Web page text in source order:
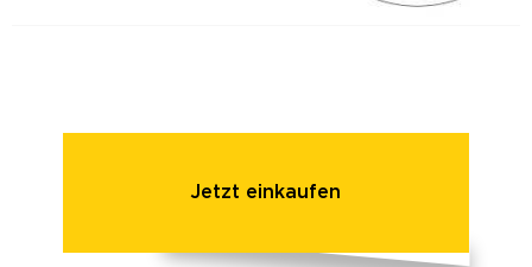
Jetzt einkaufen